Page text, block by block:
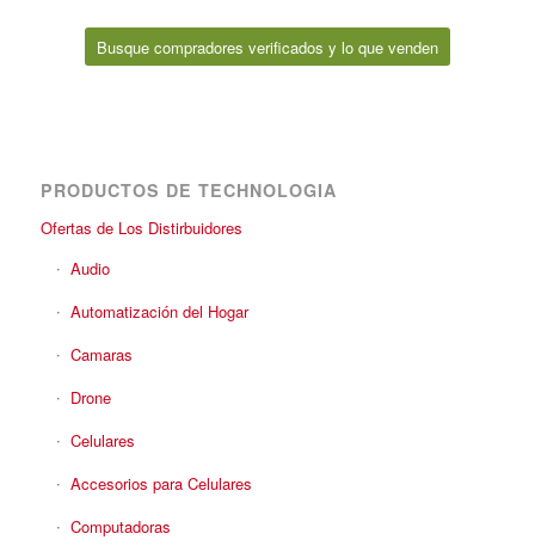
Busque compradores verificados y lo que venden
PRODUCTOS DE TECHNOLOGIA
Ofertas de Los Distirbuidores
Audio
Automatización del Hogar
Camaras
Drone
Celulares
Accesorios para Celulares
Computadoras